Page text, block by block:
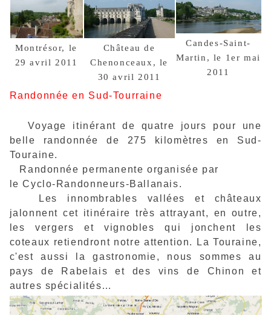
Montrésor, le
29 avril 2011
Château de
Chenonceaux, le
30 avril 2011
Candes-Saint-
Martin, le 1er mai
2011
Randonnée en Sud-Tourraine
Voyage itinérant de quatre jours pour une
belle randonnée de 275 kilomètres en Sud-
Touraine.
Randonnée permanente organisée par
le Cyclo-Randonneurs-Ballanais.
Les innombrables vallées et châteaux
jalonnent cet itinéraire très attrayant, en outre,
les vergers et vignobles qui jonchent les
coteaux retiendront notre attention. La Touraine,
c'est aussi la gastronomie, nous sommes au
pays de Rabelais et des vins de Chinon et
autres spécialités…